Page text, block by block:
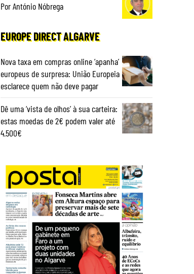
Por António Nóbrega
EUROPE DIRECT ALGARVE
Nova taxa em compras online ‘apanha’
europeus de surpresa: União Europeia
esclarece quem não deve pagar
Dê uma ‘vista de olhos’ à sua carteira:
estas moedas de 2€ podem valer até
4.500€